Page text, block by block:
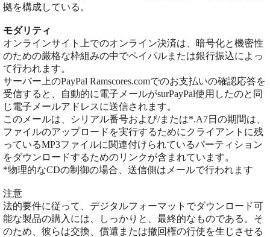
拠を構成している。
モダリティ
オンラインサイト上でのオンライン決済は、暗号化と機密性
のための厳格な枠組みの中でペイパルまたは銀行振込によっ
て行われます。
サーバー上のPayPal Ramscores.comでのお支払いの確認応答を
受信すると、自動的に電子メールがsurPayPal使用したのと同
じ電子メールアドレスに送信されます。
このメールは、シリアル番号および/または*.A7日の期間は、
ファイルのアップロードを実行するためにクライアントに残
っているMP3ファイルに関連付けられているパーティション
をダウンロードするためのリンクが含まれています。
*物理的なCDの制御の場合、送信側はメールで行われます
注意
法的要件に従って、デジタルフォーマットでダウンロード可
能な製品の購入には、しっかりと、最終的なものである。そ
のため、彼らは交換、償還または撤回権の行使を生じさせる